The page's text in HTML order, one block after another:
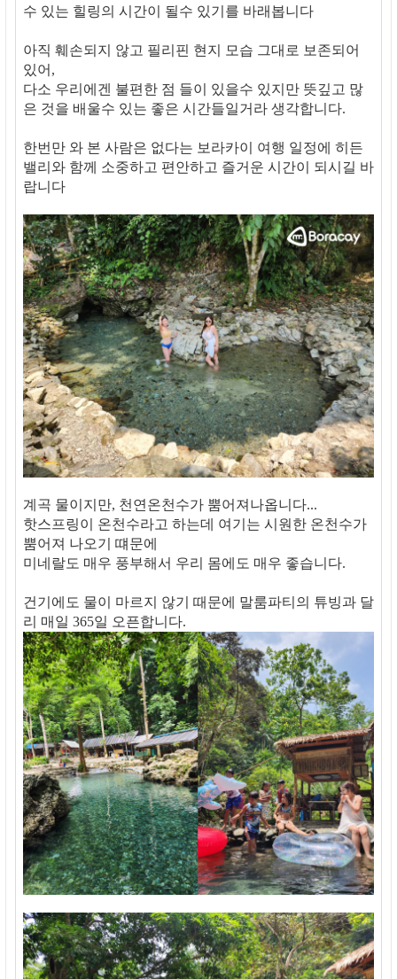
수 있는 힐링의 시간이 될수 있기를 바래봅니다
아직 훼손되지 않고 필리핀 현지 모습 그대로 보존되어
있어,
다소 우리에겐 불편한 점 들이 있을수 있지만 뜻깊고 많
은 것을 배울수 있는 좋은 시간들일거라 생각합니다.
한번만 와 본 사람은 없다는 보라카이 여행 일정에 히든
밸리와 함께 소중하고 편안하고 즐거운 시간이 되시길 바
랍니다
계곡 물이지만, 천연온천수가 뿜어져나옵니다...
핫스프링이 온천수라고 하는데 여기는 시원한 온천수가
뿜어져 나오기 떄문에
미네랄도 매우 풍부해서 우리 몸에도 매우 좋습니다.
건기에도 물이 마르지 않기 때문에 말룸파티의 튜빙과 달
리 매일 365일 오픈합니다.